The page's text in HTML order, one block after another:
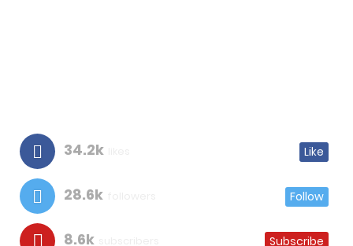
34.2k Like
28.6k Follow
8.6k Subscribe